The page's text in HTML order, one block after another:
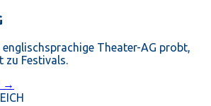
englischsprachige Theater-AG probt,
zu Festivals.
→